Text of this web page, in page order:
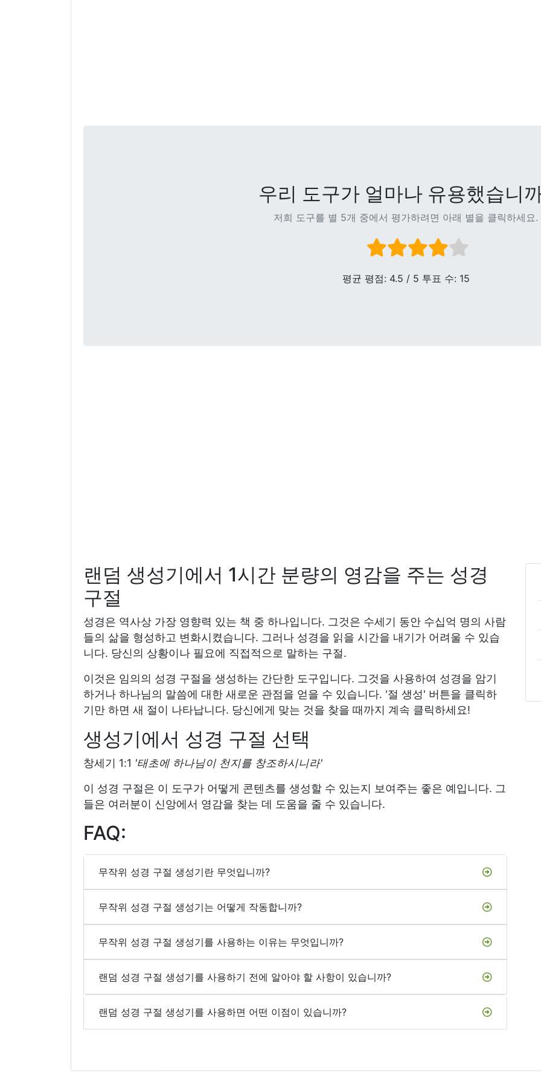
우리 도구가 얼마나 유용했습니
저희 도구를 별 5개 중에서 평가하려면 아래 별을 클릭하세요.
평균 평점: 4.5 / 5 투표 수: 15
랜덤 생성기에서 1시간 분량의 영감을 주는 성경
구절
성경은 역사상 가장 영향력 있는 책 중 하나입니다. 그것은 수세기 동안 수십억 명의 사람
들의 삶을 형성하고 변화시켰습니다. 그러나 성경을 읽을 시간을 내기가 어려울 수 있습
니다. 당신의 상황이나 필요에 직접적으로 말하는 구절.
이것은 임의의 성경 구절을 생성하는 간단한 도구입니다. 그것을 사용하여 성경을 암기
하거나 하나님의 말씀에 대한 새로운 관점을 얻을 수 있습니다. '절 생성' 버튼을 클릭하
기만 하면 새 절이 나타납니다. 당신에게 맞는 것을 찾을 때까지 계속 클릭하세요!
생성기에서 성경 구절 선택
창세기 1:1 '태초에 하나님이 천지를 창조하시니라'
이 성경 구절은 이 도구가 어떻게 콘텐츠를 생성할 수 있는지 보여주는 좋은 예입니다. 그
들은 여러분이 신앙에서 영감을 찾는 데 도움을 줄 수 있습니다.
FAQ:
무작위 성경 구절 생성기란 무엇입니까?
무작위 성경 구절 생성기는 어떻게 작동합니까?
무작위 성경 구절 생성기를 사용하는 이유는 무엇입니까?
랜덤 성경 구절 생성기를 사용하기 전에 알아야 할 사항이 있습니까?
랜덤 성경 구절 생성기를 사용하면 어떤 이점이 있습니까?